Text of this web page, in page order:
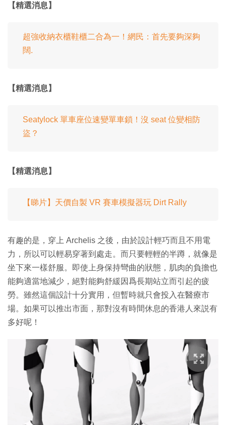
【精選消息】
超強收納衣櫃鞋櫃二合為一！網民：首先要夠深夠
闊.
【精選消息】
Seatylock 單車座位速變單車鎖！沒 seat 位變相防
盜？
【精選消息】
【睇片】天價自製 VR 賽車模擬器玩 Dirt Rally
有趣的是，穿上 Archelis 之後，由於設計輕巧而且不用電
力，所以可以輕易穿著到處走。而只要輕輕的半蹲，就像是
坐下來一樣舒服。即使上身保持彎曲的狀態，肌肉的負擔也
能夠適當地減少，絕對能夠舒緩因爲長期站立而引起的疲
勞。雖然這個設計十分實用，但暫時就只會投入在醫療市
場。如果可以推出市面，那對沒有時間休息的香港人來説有
多好呢！